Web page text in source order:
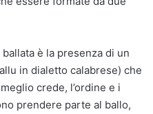
è la presenza di un
in dialetto calabrese) che
crede, l’ordine e i
prendere parte al ballo,